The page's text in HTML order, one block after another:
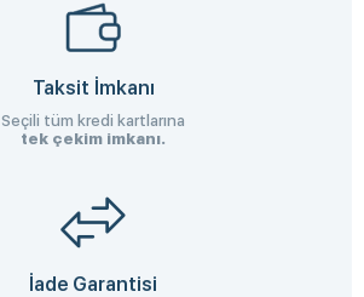
Taksit İmkanı
Seçili tüm kredi kartlarına
tek çekim imkanı.
İade Garantisi